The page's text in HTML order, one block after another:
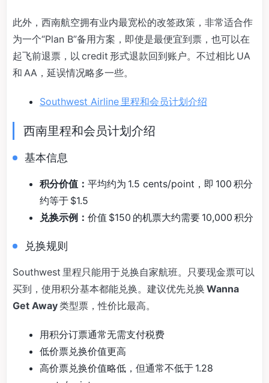
此外，西南航空拥有业内最宽松的改签政策，非常适合作
为一个“Plan B”备用方案，即使是最便宜到票，也可以在
起飞前退票，以 credit 形式退款回到账户。不过相比 UA
和 AA，延误情况略多一些。
Southwest Airline 里程和会员计划介绍
西南里程和会员计划介绍
基本信息
积分价值： 平均约为 1.5 cents/point，即 100 积分
约等于 $1.5
兑换示例： 价值 $150 的机票大约需要 10,000 积分
兑换规则
Southwest 里程只能用于兑换自家航班。只要现金票可以
买到，使用积分基本都能兑换。建议优先兑换 Wanna
Get Away类型票，性价比最高。
用积分订票通常无需支付税费
低价票兑换价值更高
高价票兑换价值略低，但通常不低于 1.28